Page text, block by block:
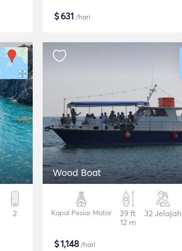
$631 /hari
2
Wood Boat
Kapal Pesiar Motor
39 ft
12 m
32 Jelajah
$1,148/hari